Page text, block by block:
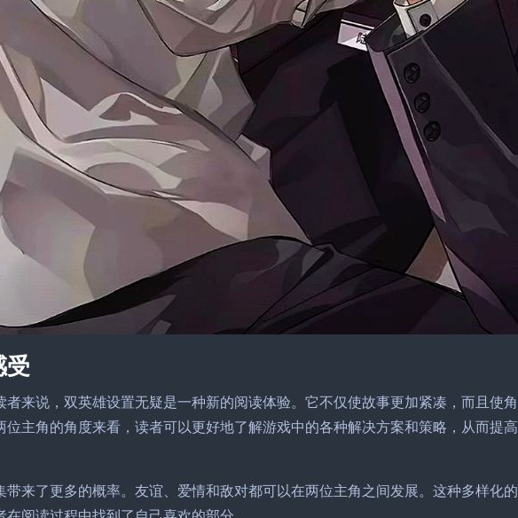
受
来说，双英雄设置无疑是一种新的阅读体验。它不仅使故事更加紧凑，而且使角
主角的角度来看，读者可以更好地了解游戏中的各种解决方案和策略，从而提高
来了更多的概率。友谊、爱情和敌对都可以在两位主角之间发展。这种多样化的